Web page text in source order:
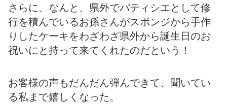
さらに、なんと、県外でパティシエとして修
行を積んでいるお孫さんがスポンジから手作
りしたケーキをわざわざ県外から誕生日のお
祝いにと持って来てくれたのだという！
お客様の声もだんだん弾んできて、聞いてい
る私まで嬉しくなった。